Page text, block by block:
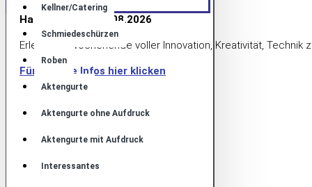
Kellner/Catering
Schmiedeschürzen
Roben
Aktengurte
Aktengurte ohne Aufdruck
Aktengurte mit Aufdruck
Interessantes
Hannover 15.–16.08.2026
Erlebe ein Wochenende voller Innovation, Kreativität,
Für weitere Infos hier klicken